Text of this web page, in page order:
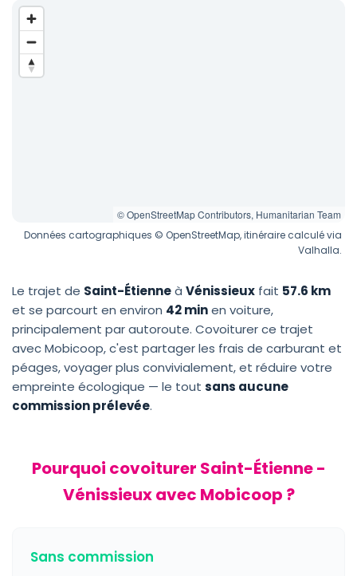
© OpenStreetMap Contributors, Humanitarian Team
Données cartographiques © OpenStreetMap, itinéraire calculé via
Valhalla.
Le trajet de Saint-Étienneà Vénissieux fait 57.6 km
et se parcourt en environ 42 minen voiture,
principalement par autoroute. Covoiturer ce trajet
avec Mobicoop, c'est partager les frais de carburant et
péages, voyager plus convivialement, et réduire votre
empreinte écologique — le tout sans aucune
commission prélevée.
Pourquoi covoiturer Saint-Étienne -
Vénissieux avec Mobicoop ?
Sans commission